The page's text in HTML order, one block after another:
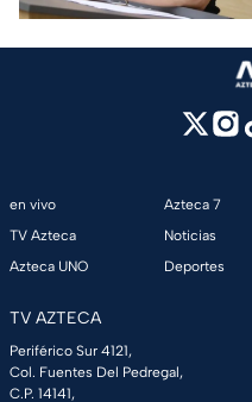
en vivo
TV Azteca
Azteca UNO
Azteca 7
Noticias
Deportes
TV AZTECA
Periférico Sur 4121,
Col. Fuentes Del Pedregal,
C.P. 14141,